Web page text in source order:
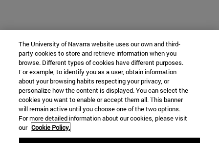
The University of Navarra website uses our own and third-
party cookies to store and retrieve information when you
browse. Different types of cookies have different purposes.
For example, to identify you as a user, obtain information
about your browsing habits respecting your privacy, or
personalize how the content is displayed. You can select the
cookies you want to enable or accept them all. This banner
will remain active until you choose one of the two options.
For more detailed information about our cookies, please visit
our Cookie Policy.